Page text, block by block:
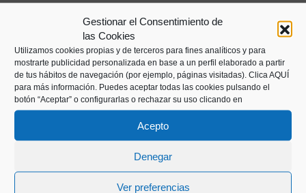
Gestionar el Consentimiento de
las Cookies
Utilizamos cookies propias y de terceros para fines analíticos y para
mostrarte publicidad personalizada en base a un perfil elaborado a partir
de tus hábitos de navegación (por ejemplo, páginas visitadas). Clica AQUÍ
para más información. Puedes aceptar todas las cookies pulsando el
botón “Aceptar” o configurarlas o rechazar su uso clicando en
Acepto
Denegar
Ver preferencias
d'un plan gratuit pour les enfants de 6 à 12 ans, disponible à la
réception du musée pendant les heures d'ouverture.
[soliloquy id="9667"]
PROGRAMMATION
Découvrez le programme d'activités: